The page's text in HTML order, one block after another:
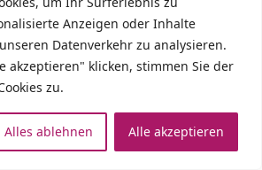
Anzeigen oder Inhalte
Datenverkehr zu analysieren.
akzeptieren" klicken, stimmen Sie der
zu.
Alles ablehnen Alle akzeptieren